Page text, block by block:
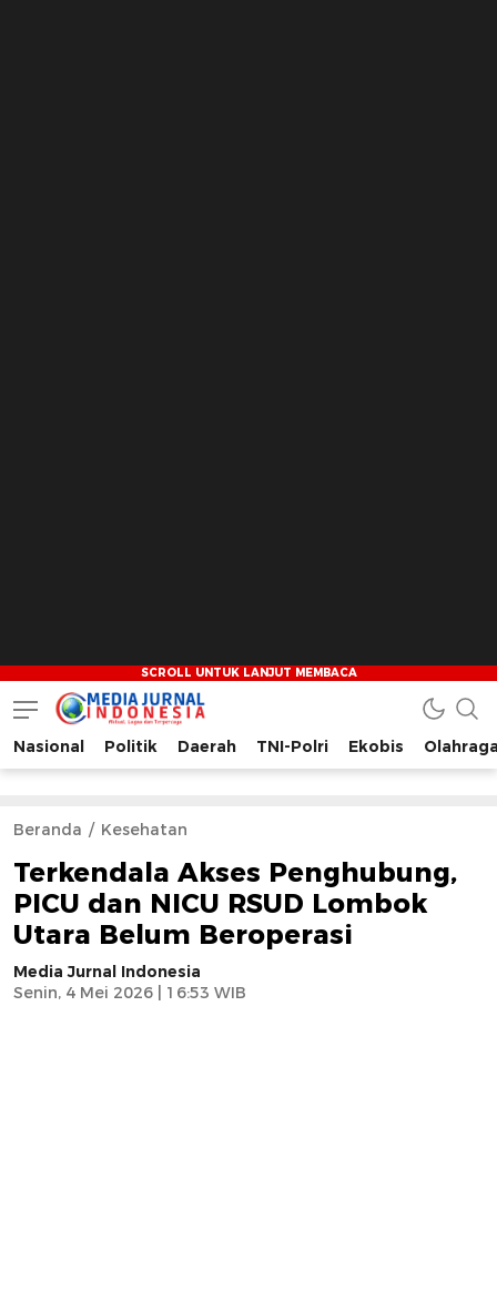
Media Jurnal Indonesia
Bersama Membangun Indonesia
Nasional Politik Daerah TNI-Polri Ekobis
Beranda Kesehatan
Terkendala Akses Penghubung,
PICU dan NICU RSUD Lombok
Utara Belum Beroperasi
Media Jurnal Indonesia
Senin, 4 Mei 2026 | 16:53 WIB